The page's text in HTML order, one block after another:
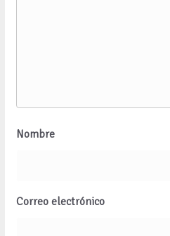
Nombre
Correo electrónico